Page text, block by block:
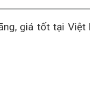
giá tốt tại Việt